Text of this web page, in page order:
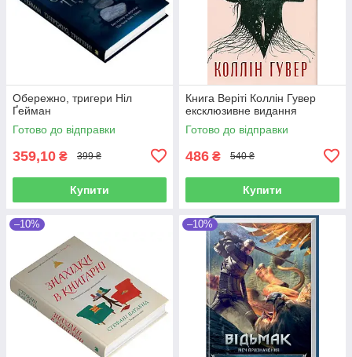
Обережно, тригери Ніл
Ґейман
Готово до відправки
359,10 ₴ 399 ₴
Купити
Книга Веріті Коллін Гувер
ексклюзивне видання
Готово до відправки
486 ₴ 540 ₴
Купити
–10% –10%